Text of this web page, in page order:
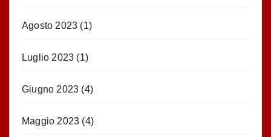
Agosto 2023 (1)
Luglio 2023 (1)
Giugno 2023 (4)
Maggio 2023 (4)